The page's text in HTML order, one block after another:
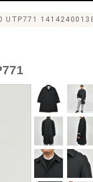
UTP771